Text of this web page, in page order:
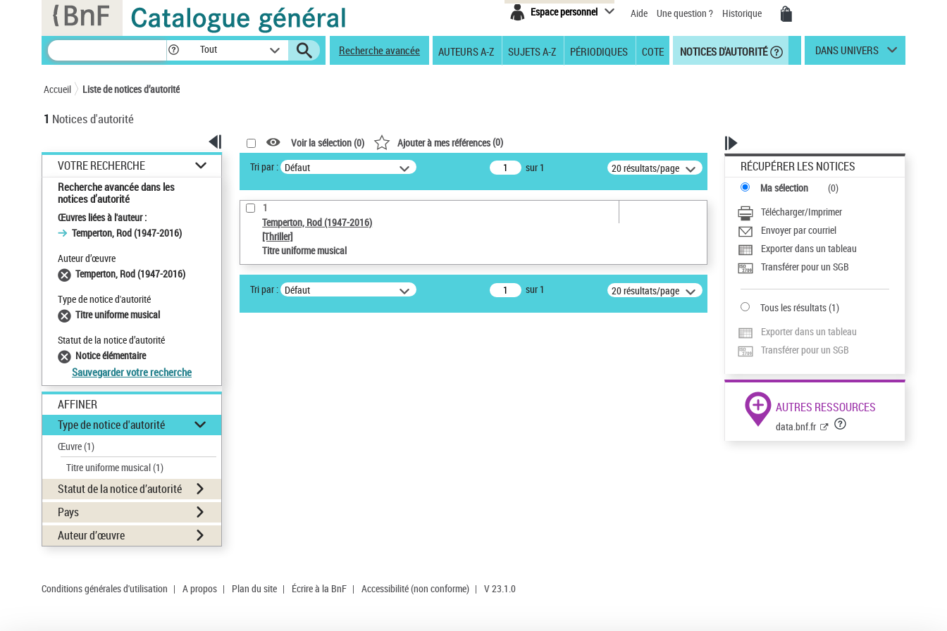
Espace personnel Aide Une question ? Historique
Tout Recherche avancée AUTEURS A-Z SUJETS A-Z PÉRIODIQUES COTE NOTICES D'AUTORITÉ DANS UNIVERS
Accueil Liste de notices d’autorité
1 Notices d'autorité
VOTRE RECHERCHE
Recherche avancée dans les
notices d’autorité
Œuvres liées à l'auteur :
Temperton, Rod (1947-2016)
Auteur d’œuvre
Temperton, Rod (1947-2016)
Type de notice d'autorité
Titre uniforme musical
Statut de la notice d’autorité
Notice élémentaire
Sauvegarder votre recherche
AFFINER
Type de notice d'autorité
Œuvre(1)
Titre uniforme musical(1)
Statut de la notice d’autorité
Pays
Auteur d’œuvre
Voir la sélection (0) Ajouter à mes références(0)
Tri par : Défaut sur 1 20 résultats/page
1
Temperton, Rod (1947-2016)
[Thriller]
Titre uniforme musical
Tri par : Défaut sur 1 20 résultats/page
RÉCUPÉRER LES NOTICES
Ma sélection (0)
Télécharger/Imprimer
Envoyer par courriel
Exporter dans un tableau
Transférer pour un SGB
Tous les résultats(1)
Exporter dans un tableau
Transférer pour un SGB
AUTRES RESSOURCES
data.bnf.fr
Conditions générales d'utilisation | A propos | Plan du site | Écrire à la BnF | Accessibilité (non conforme) | V 23.1.0
Panneau de gestion des cookies